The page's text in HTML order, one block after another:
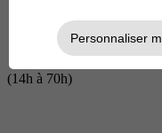
(14h à 70h)
Personnaliser